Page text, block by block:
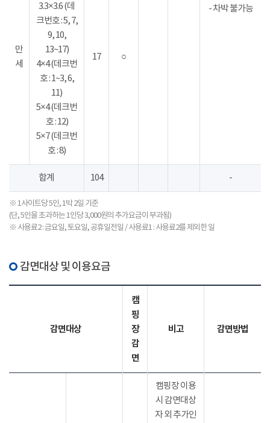
- 차박 불가능
만
세
3.3×3.6 (데
크번호 : 5, 7,
9, 10,
13~17)
4×4 (데크번
호 : 1~3, 6,
11)
5×4 (데크번
호 : 12)
5×7 (데크번
호 : 8)
17 ○
합계 104 -
※ 1사이트당 5인, 1박 2일 기준
(단, 5인을 초과하는 1인당 3,000원의 추가요금이 부과됨)
※ 사용료2 : 금요일, 토요일, 공휴일전일 / 사용료1 : 사용료2를 제외한 일
감면대상 및 이용요금
감면대상
캠
핑
장
감
면
비고 감면방법
캠핑장 이용
시 감면대상
자 외 추가인